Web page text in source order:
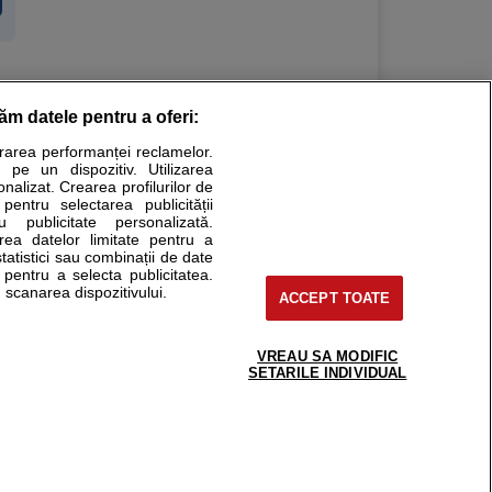
Ele nu pot substitui consultul medical direct si
fie medicul Dvs., fie unul dintre medicii pe care
pacient
support@sfatulmedicului.ro
0374 109 268
datele pentru a oferi:
performanței reclamelor.
pe un dispozitiv. Utilizarea
Crearea profilurilor de
selectarea publicității
publicitate personalizată.
datelor limitate pentru a
sau combinații de date
a selecta publicitatea.
dispozitivului.
ACCEPT TOATE
VREAU SA MODIFIC
SETARILE INDIVIDUAL